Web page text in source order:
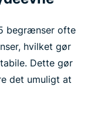
begrænser ofte
hvilket gør
Dette gør
det umuligt at